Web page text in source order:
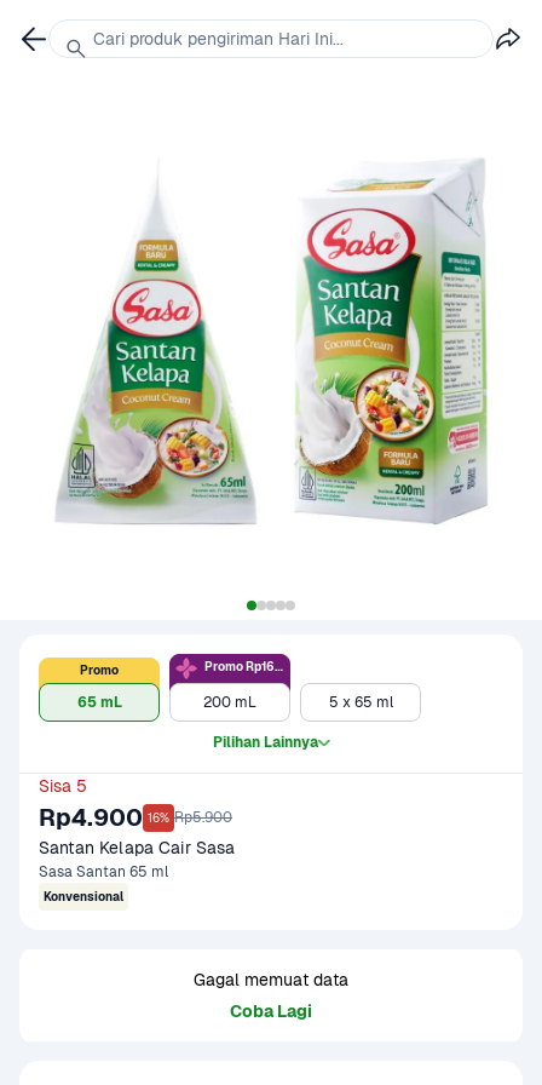
65 mL
Promo
200 mL
Promo Rp16.5rb
5 x 65 ml
Pilihan Lainnya
Sisa 5
Rp4.900 16% Rp5.900
Santan Kelapa Cair Sasa
Sasa Santan 65 ml
Konvensional
Gagal memuat data
Coba Lagi
Cari produk pengiriman Hari Ini...